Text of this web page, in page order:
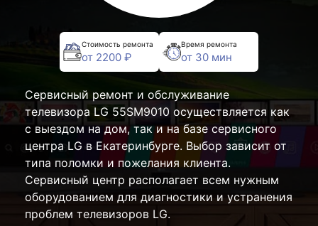
Стоимость ремонта
от 2200 ₽
Время ремонта
от 30 мин
Сервисный ремонт и обслуживание
телевизора LG 55SM9010 осуществляется как
с выездом на дом, так и на базе сервисного
центра LG в Екатеринбурге. Выбор зависит от
типа поломки и пожелания клиента.
Сервисный центр располагает всем нужным
оборудованием для диагностики и устранения
проблем телевизоров LG.